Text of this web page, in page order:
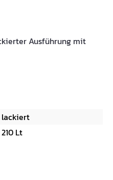
Ausführung mit
lackiert
210 Lt